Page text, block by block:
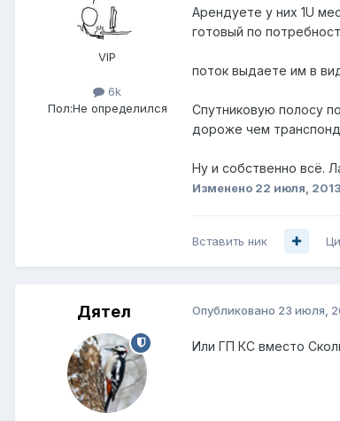
VIP
6k
Пол:Не определился
Арендуете у них 1U
готовый по
поток выдаете им в
Спутниковую полосу
дороже чем
Ну и собственно всё.
Изменено 22 июля, 2013
Вставить ник
Дятел Опубликовано 23 июля,
Или ГП КС вместо